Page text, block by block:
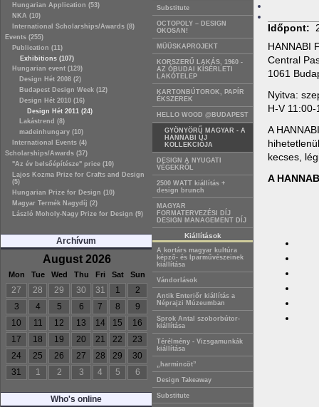
Hungarian Application (53)
NKA (10)
International Scholarships/Awards (8)
Events (255)
Publication (11)
Exhibitions (107)
Hungarian event (129)
Design Hét 2008 (2)
Budapest Design Week (12)
Design Hét 2010 (16)
Design Hét 2011 (24)
Lakástrend (8)
madeinhungary (10)
International Events (4)
Scholarships/Awards (37)
"Az év belsőépítésze" price (10)
Lajos Kozma Prize for Crafts and Design
(5)
Hungarian Prize for Design (10)
Magyar Termék Nagydíj (2)
László Moholy-Nagy Prize for Design (9)
Archívum
August 2026
Mon Tue Wed Thu Fri Sat Sun
27 28 29 30 31 1
2
3
4 5 6 7 8
9
10
11 12 13 14 15
16
17
18 19 20 21 22
23
24
25 26 27 28 29
30
31
1 2 3 4 5 6
Who's online
Substitute
OCTOPOLY – DESIGN
OKOSAN!
MÜÜSKAPROJEKT
KORSZERŰ LAKÁS, 1960 -
AZ ÓBUDAI KÍSÉRLETI
LAKÓTELEP
KARTONBÚTOROK, PAPÍR
ÉKSZEREK
HELLO WOOD @BUDAPEST
GYÖNYÖRŰ MAGYAR - A
HANNABI ÚJ
KOLLEKCIÓJA
DESIGN A NYUGATI
VÉGEKRŐL
2500 WATT kiállítás +
design brunch
MAGYAR
FORMATERVEZÉSI DÍJ
DESIGN MANAGEMENT DÍJ
Kiállítások
A kortárs magyar kultúra
képző- és Iparművészeinek
kiállítása
Vándorlások
Antik Enteriőr kiállítás a
Néprajzi Múzeumban
Sprok Antal szoborbútor-
kiállítása
Térélmény - Vizsgamunkák
kiállítása
„harmincöt”
Design Takeaway
Substitute
Időpont:
HANNABI
Central
1061
Nyitva:
H-V 11:00-
A
kecses,
A